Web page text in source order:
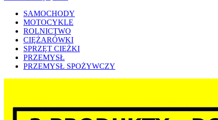
SAMOCHODY
MOTOCYKLE
ROLNICTWO
CIĘŻARÓWKI
SPRZĘT CIEŻKI
PRZEMYSŁ
PRZEMYSŁ SPOŻYWCZY